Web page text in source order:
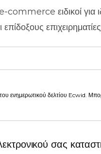
commerce ειδικοί
ενημερωτικού δελτίου Ecwid.
σας